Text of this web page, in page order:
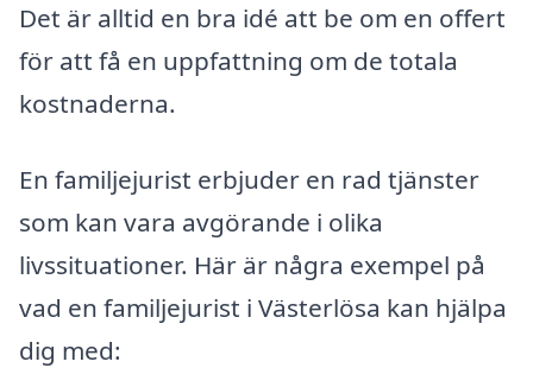
Det är alltid en bra idé att be om en offert
för att få en uppfattning om de totala
kostnaderna.
En familjejurist erbjuder en rad tjänster
som kan vara avgörande i olika
livssituationer. Här är några exempel på
vad en familjejurist i Västerlösa kan hjälpa
dig med: